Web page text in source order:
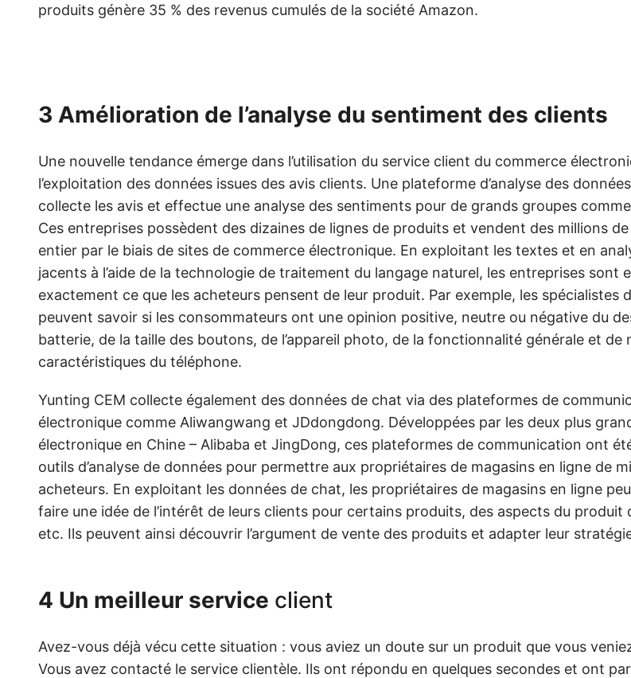
produits génère 35 % des revenus cumulés de la société Amazon.
3 Amélioration de l’analyse du sentiment des clients
Une nouvelle tendance émerge dans l’utilisation du service client du commerce
l’exploitation des données issues des avis clients. Une plateforme d’analyse des
collecte les avis et effectue une analyse des sentiments pour de grands groupes
Ces entreprises possèdent des dizaines de lignes de produits et vendent des millions
entier par le biais de sites de commerce électronique. En exploitant les textes et en
jacents à l’aide de la technologie de traitement du langage naturel, les entreprises sont
exactement ce que les acheteurs pensent de leur produit. Par exemple, les spécialistes
peuvent savoir si les consommateurs ont une opinion positive, neutre ou négative du
batterie, de la taille des boutons, de l’appareil photo, de la fonctionnalité générale et de
caractéristiques du téléphone.
Yunting CEM collecte également des données de chat via des plateformes de
électronique comme Aliwangwang et JDdongdong. Développées par les deux plus
électronique en Chine – Alibaba et JingDong, ces plateformes de communication ont
outils d’analyse de données pour permettre aux propriétaires de magasins en ligne de
acheteurs. En exploitant les données de chat, les propriétaires de magasins en ligne
faire une idée de l’intérêt de leurs clients pour certains produits, des aspects du produit
etc. Ils peuvent ainsi découvrir l’argument de vente des produits et adapter leur
4 Un meilleur service client
Avez-vous déjà vécu cette situation : vous aviez un doute sur un produit que vous
Vous avez contacté le service clientèle. Ils ont répondu en quelques secondes et ont